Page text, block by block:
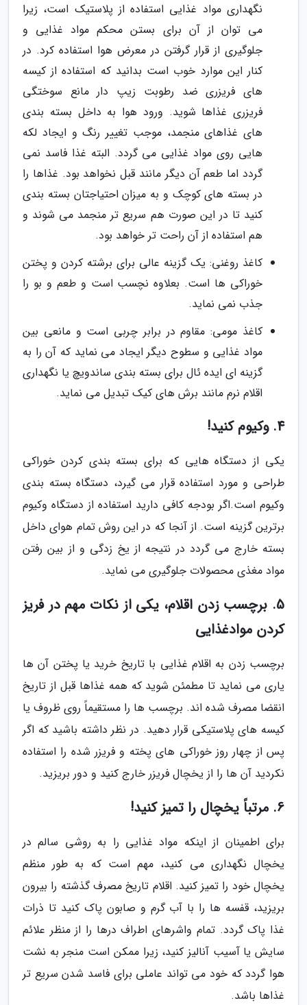
نگهداری مواد غذایی استفاده از پلاستیک است، زیرا
می توان از آن برای بستن محکم مواد غذایی و
جلوگیری از قرار گرفتن در معرض هوا استفاده کرد. در
کنار این موارد خوب است بدانید که استفاده از کیسه
های فریزری ضد رطوبت زیپ دار مانع سوختگی
فریزری غذاها شوید. ورود هوا به داخل بسته بندی
های غذاهای منجمد، موجب تغییر رنگ و ایجاد لکه
هایی روی مواد غذایی می گردد. البته غذا فاسد نمی
گردد اما طعم آن دیگر مانند قبل نخواهد بود. غذاها را
در بسته های کوچک و به میزان احتیاجتان بسته بندی
کنید تا در این صورت هم سریع تر منجمد می شوند و
هم استفاده از آن راحت تر خواهد بود.
کاغذ روغنی: یک گزینه عالی برای برشته کردن و پختن
خوراکی ها است. بعلاوه نچسب است و طعم و بو را
جذب نمی نماید.
کاغذ مومی: مقاوم در برابر چربی است و مانعی بین
مواد غذایی و سطوح دیگر ایجاد می نماید که آن را به
گزینه ای ایده ئال برای بسته بندی ساندویچ یا نگهداری
اقلام نرم مانند برش های کیک تبدیل می نماید.
4. وکیوم کنید!
یکی از دستگاه هایی که برای بسته بندی کردن خوراکی
طراحی و مورد استفاده قرار می گیرد، دستگاه بسته بندی
وکیوم است.اگر بودجه کافی دارید استفاده از دستگاه وکیوم
برترین گزینه است. از آنجا که در این روش تمام هوای داخل
بسته خارج می گردد در نتیجه از یخ زدگی و از بین رفتن
مواد مغذی محصولات جلوگیری می نماید.
5. برچسب زدن اقلام، یکی از نکات مهم در فریز
کردن موادغذایی
برچسب زدن به اقلام غذایی با تاریخ خرید یا پختن آن ها
یاری می نماید تا مطمئن شوید که همه غذاها قبل از تاریخ
انقضا مصرف شده اند. برچسب ها را مستقیماً روی ظروف یا
کیسه های پلاستیکی قرار دهید. در نظر داشته باشید که اگر
پس از چهار روز خوراکی های پخته و فریزر شده را استفاده
نکردید آن ها را از یخچال فریزر خارج کنید و دور بریزید.
6. مرتباً یخچال را تمیز کنید!
برای اطمینان از اینکه مواد غذایی را به روشی سالم در
یخچال نگهداری می کنید، مهم است که به طور منظم
یخچال خود را تمیز کنید. اقلام تاریخ مصرف گذشته را بیرون
بریزید، قفسه ها را با آب گرم و صابون پاک کنید تا ذرات
غذا پاک گردد. تمام واشرهای اطراف درها را از منظر علائم
سایش یا آسیب آنالیز کنید، زیرا ممکن است منجر به نشت
هوا گردد که خود می تواند عاملی برای فاسد شدن سریع تر
غذاها باشد.